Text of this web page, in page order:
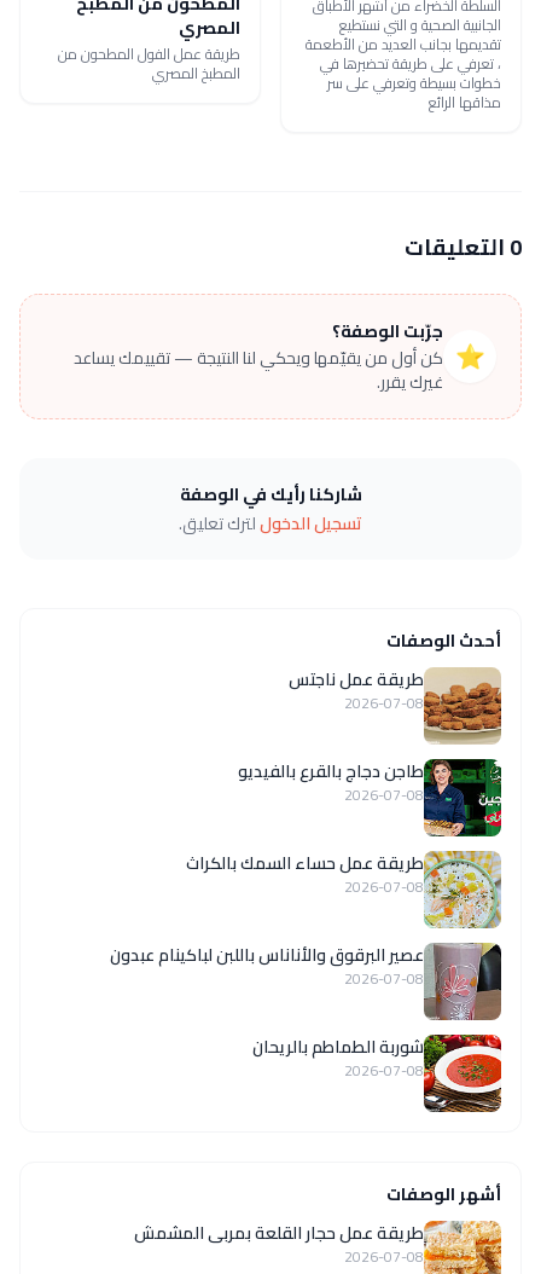
الجانبية الصحية و التي نستطيع
تقديمها بجانب العديد من الأطعمة
، تعرفي على طريقة تحضيرها في
خطوات بسيطة وتعرفي على سر
مذاقها الرائع
المصري
طريقة عمل الفول المطحون من
المطبخ المصري
0 التعليقات
⭐
جرّبت الوصفة؟
كن أول من يقيّمها ويحكي لنا النتيجة — تقييمك يساعد
غيرك يقرر.
شاركنا رأيك في الوصفة
تسجيل الدخوللترك تعليق.
أحدث الوصفات
طريقة عمل ناجتس
2026-07-08
طاجن دجاج بالقرع بالفيديو
2026-07-08
طريقة عمل حساء السمك بالكراث
2026-07-08
عصير البرقوق والأناناس باللبن لباكينام عبدون
2026-07-08
شوربة الطماطم بالريحان
2026-07-08
أشهر الوصفات
طريقة عمل حجار القلعة بمربى المشمش
2026-07-08